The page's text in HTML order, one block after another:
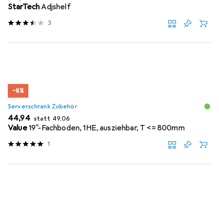
StarTechAdjshelf
3
−8%
Serverschrank Zubehör
EUR
44,94 statt EUR
49,06
Value19"-Fachboden, 1HE, ausziehbar, T <= 800mm
1